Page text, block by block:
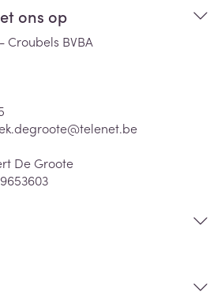
ons op
Croubels BVBA
telenet.be
De Groote